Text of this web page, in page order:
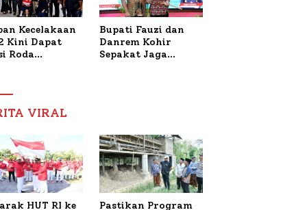
Kecelakaan
Kini Dapat
Roda
Nabil
Bupati Fauzi dan
Danrem Kohir
Sepakat Jaga
VIRAL
HUT RI ke
Pastikan Program